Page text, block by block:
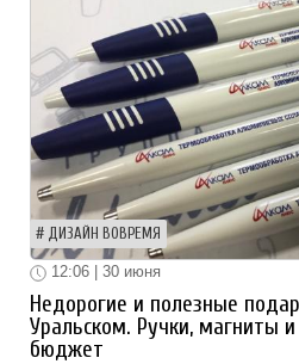
ДИЗАЙН ВОВРЕМЯ
12:06 | 30 июня
Недорогие и полезные
Уральском. Ручки, магниты
бюджет